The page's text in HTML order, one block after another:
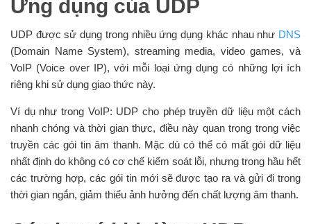
Ứng dụng của UDP
UDP được sử dụng trong nhiều ứng dụng khác nhau như DNS
(Domain Name System), streaming media, video games, và
VoIP (Voice over IP), với mỗi loại ứng dụng có những lợi ích
riêng khi sử dụng giao thức này.
Ví dụ như trong VoIP: UDP cho phép truyền dữ liệu một cách
nhanh chóng và thời gian thực, điều này quan trọng trong việc
truyền các gói tin âm thanh. Mặc dù có thể có mất gói dữ liệu
nhất định do không có cơ chế kiểm soát lỗi, nhưng trong hầu hết
các trường hợp, các gói tin mới sẽ được tạo ra và gửi đi trong
thời gian ngắn, giảm thiểu ảnh hưởng đến chất lượng âm thanh.